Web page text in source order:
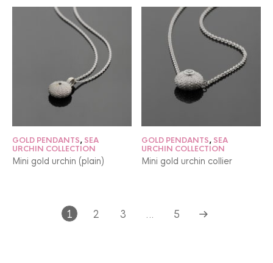
GOLD PENDANTS, SEA
URCHIN COLLECTION
Mini gold urchin (plain)
GOLD PENDANTS, SEA
URCHIN COLLECTION
Mini gold urchin collier
1 2 3 … 5